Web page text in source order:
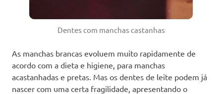
Dentes com manchas castanhas
As manchas brancas evoluem muito rapidamente de
acordo com a dieta e higiene, para manchas
acastanhadas e pretas. Mas os dentes de leite podem já
nascer com uma certa fragilidade, apresentando o